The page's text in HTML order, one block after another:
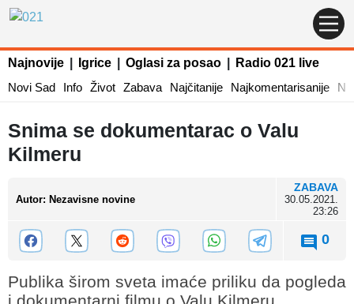
Najnovije Igrice Oglasi za posao
Radio 021 live
Novi Sad
Info Život Zabava Najčitanije Najkomentarisanije
Snima se dokumentarac o Valu
Kilmeru
Autor: Nezavisne novine
ZABAVA
30.05.2021.
23:26
0
Publika širom sveta imaće priliku da pogleda